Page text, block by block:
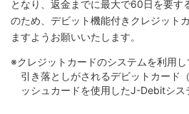
となり、返金までに最大で60日を要す
のため、デビット機能付きクレジット
ますようお願いいたします。
※クレジットカードのシステムを利用
引き落としがされるデビットカード
ッシュカードを使用したJ-Debitシス